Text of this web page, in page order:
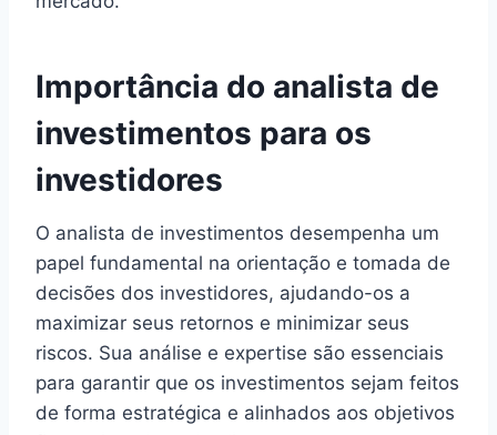
Importância do analista de
investimentos para os
investidores
O analista de investimentos desempenha um
papel fundamental na orientação e tomada de
decisões dos investidores, ajudando-os a
maximizar seus retornos e minimizar seus
riscos. Sua análise e expertise são essenciais
para garantir que os investimentos sejam feitos
de forma estratégica e alinhados aos objetivos